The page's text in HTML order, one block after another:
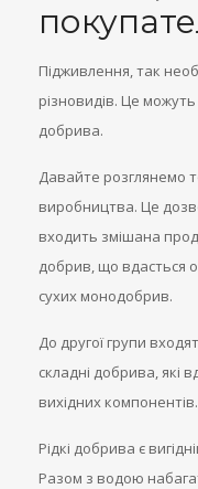
Підживлення, так
різновидів. Це
добрива.
Давайте розглянемо
виробництва. Це
входить змішана
добрив, що вдасться
сухих монодобрив.
До другої групи
складні добрива, які
вихідних компонентів.
Рідкі добрива є
Разом з водою